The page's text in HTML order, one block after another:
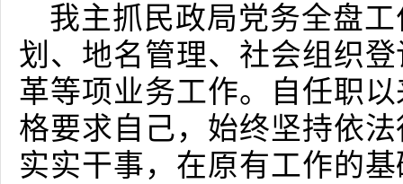
我主抓民政局党务全盘
划、地名管理、社会组织
革等项业务工作。自任职
格要求自己，始终坚持依
实实干事，在原有工作的